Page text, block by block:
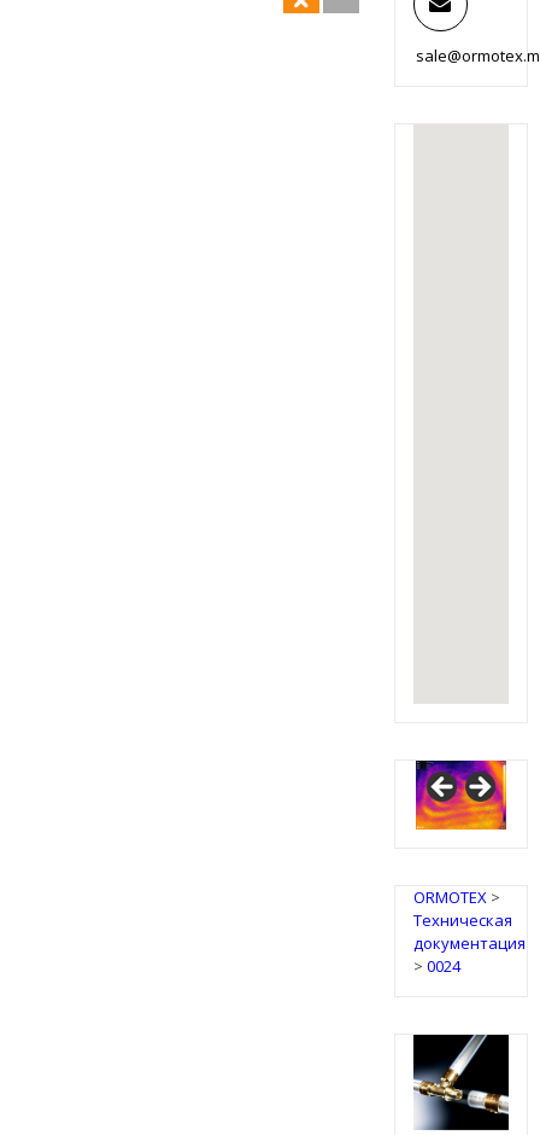
ORMOTEX>
Техническая
документация
> 0024